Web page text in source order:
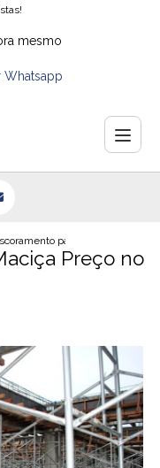
mesmo
Whatsapp
construcaopara laje macica
Preço no